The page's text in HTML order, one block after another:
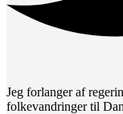
Jeg forlanger af
folkevandringer til